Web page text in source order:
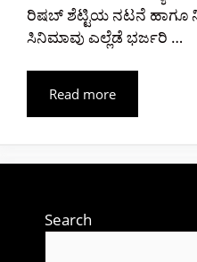
ರಿಷಬ್ ಶೆಟ್ಟಿಯ ನಟನೆ ಹಾಗೂ
ಸಿನಿಮಾವು ಎಲ್ಲೆಡೆ ಭರ್ಜರಿ …
Read more
Search